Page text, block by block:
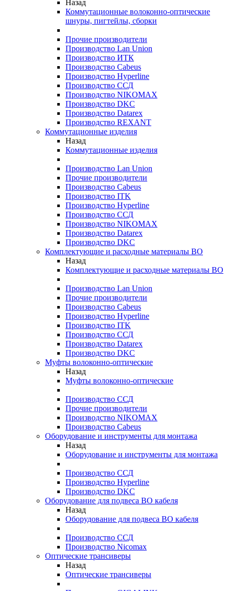
Назад
Коммутационные волоконно-оптические
шнуры, пигтейлы, сборки
Прочие производители
Производство Lan Union
Производство ИТК
Производство Cabeus
Производство Hyperline
Производство ССД
Производство NIKOMAX
Производство DKC
Производство Datarex
Производство REXANT
Коммутационные изделия
Назад
Коммутационные изделия
Производство Lan Union
Прочие производители
Производство Cabeus
Производство ITK
Производство Hyperline
Производство ССД
Производство NIKOMAX
Производство Datarex
Производство DKC
Комплектующие и расходные материалы ВО
Назад
Комплектующие и расходные материалы ВО
Производство Lan Union
Прочие производители
Производство Cabeus
Производство Hyperline
Производство ITK
Производство ССД
Производство Datarex
Производство DKC
Муфты волоконно-оптические
Назад
Муфты волоконно-оптические
Производство ССД
Прочие производители
Производство NIKOMAX
Производство Cabeus
Оборудование и инструменты для монтажа
Назад
Оборудование и инструменты для монтажа
Производство ССД
Производство Hyperline
Производство DKC
Оборудование для подвеса ВО кабеля
Назад
Оборудование для подвеса ВО кабеля
Производство ССД
Производство Nicomax
Оптические трансиверы
Назад
Оптические трансиверы